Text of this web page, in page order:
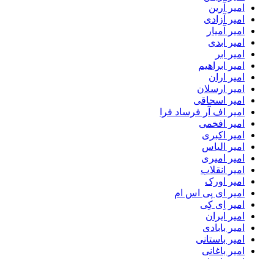
امیر آرین
امیر آزادی
امیر آمیار
امیر ابدی
امیر ابر
امیر ابراهیم
امیر اران
امیر ارسلان
امیر اسحاقی
امیر اف آر فرساد فرا
امیر افخمی
امیر اکبری
امیر الیاس
امیر امیری
امیر انقلاب
امیر اورک
امیر ای پی اس ام
امیر اِی کِی
امیر ایران
امیر بابادی
امیر باستانی
امیر باغانی